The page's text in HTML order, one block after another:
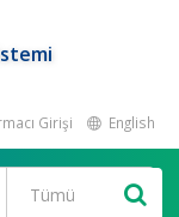
Girişi English